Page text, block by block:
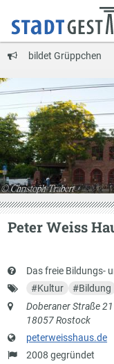
bildet Grüppchen
Peter Weiss
Kurzbeschreibung
Das freie Bildungs-
Schlagworte
#Kultur #Bildung
Anschrift
Doberaner Straße 21
18057 Rostock
Website
peterweisshaus.de
Gründung
2008 gegründet